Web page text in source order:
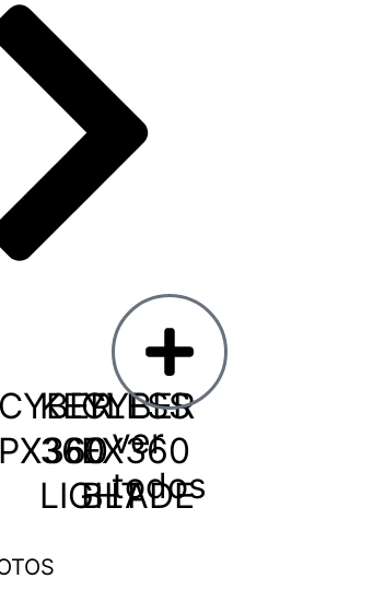
KEYLESS
360
LIGHT
CYBER
EX360
BLADE
ver
todos